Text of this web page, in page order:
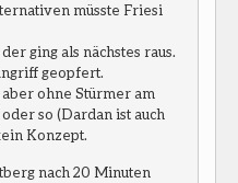
müsste Friesi
ging als nächstes raus.
geopfert.
ohne Stürmer am
so (Dardan ist auch
Konzept.
nach 20 Minuten